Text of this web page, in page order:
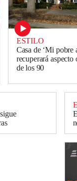
ESTILO
Casa de ‘Mi pobre
recuperará aspecto
de los 90